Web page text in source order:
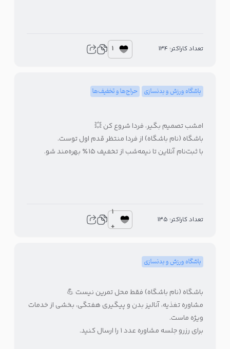
تعداد کاراکتر: 134 1
باشگاه ورزش و بدنسازی حراج‌ها و تخفیف‌ها
امشب تصمیم بگیر، فردا شروع کن 💥
باشگاه (نام باشگاه) از فردا منتظر قدم اول توست.
با ثبت‌نام آنلاین تا نیمه‌شب از تخفیف ۱۵٪ بهره‌مند شو.
تعداد کاراکتر: 135
1
+
باشگاه ورزش و بدنسازی
باشگاه (نام باشگاه) فقط محل تمرین نیست 💪
مشاوره تغذیه، آنالیز بدن و پیگیری هفتگی، بخشی از خدمات
ویژه ماست.
برای رزرو جلسه مشاوره عدد ۱ را ارسال کنید.